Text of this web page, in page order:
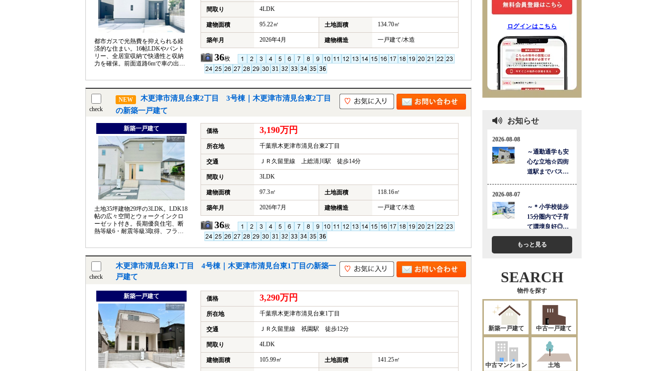
都市ガスで光熱費を抑えられる経
済的な住まい。16帖LDKやパント
リー、全居室収納で快適性と収納
力を確保。前面道路6mで車の出し
す。
間取り 4LDK
建物面積 95.22㎡ 土地面積 134.70㎡
築年月 2026年4月 建物構造 一戸建て/木造
36枚
check
NEW
木更津市清見台東2丁目 3号棟｜木更津市清見台東2丁目
の新築一戸建て
新築一戸建て
土地35坪建物29坪の3LDK。LDK18
帖の広々空間とウォークインクロ
ーゼット付き。長期優良住宅、断
熱等級6・耐震等級3取得、フラッ
価格 3,190万円
所在地 千葉県木更津市清見台東2丁目
交通 ＪＲ久留里線 上総清川駅 徒歩14分
間取り 3LDK
建物面積 97.3㎡ 土地面積 118.16㎡
築年月 2026年7月 建物構造 一戸建て/木造
36枚
check
木更津市清見台東1丁目 4号棟｜木更津市清見台東1丁目の新築一
戸建て
新築一戸建て 価格 3,290万円
所在地 千葉県木更津市清見台東1丁目
交通 ＪＲ久留里線 祇園駅 徒歩12分
間取り 4LDK
建物面積 105.99㎡ 土地面積 141.25㎡
ログインはこちら
お知らせ
もっと見る
SEARCH
物件を探す
新築一戸建て 中古一戸建て
中古マンション 土地